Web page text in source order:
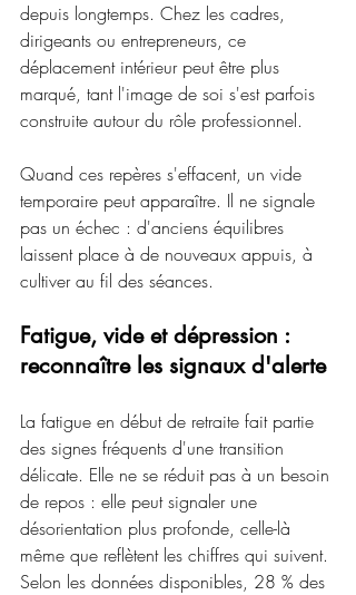
depuis longtemps. Chez les cadres,
dirigeants ou entrepreneurs, ce
déplacement intérieur peut être plus
marqué, tant l'image de soi s'est parfois
construite autour du rôle professionnel.
Quand ces repères s'effacent, un vide
temporaire peut apparaître. Il ne signale
pas un échec : d'anciens équilibres
laissent place à de nouveaux appuis, à
cultiver au fil des séances.
Fatigue, vide et dépression :
reconnaître les signaux d'alerte
La fatigue en début de retraite fait partie
des signes fréquents d'une transition
délicate. Elle ne se réduit pas à un besoin
de repos : elle peut signaler une
désorientation plus profonde, celle-là
même que reflètent les chiffres qui suivent.
Selon les données disponibles, 28 % des